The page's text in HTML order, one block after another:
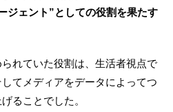
ジェント”としての役割を果たす
れていた役割は、生活者視点で
てメディアをデータによってつ
ることでした。